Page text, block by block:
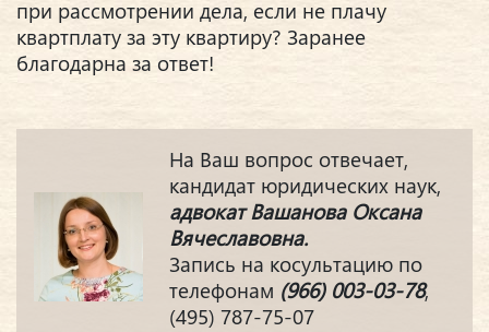
при рассмотрении дела, если не плачу
квартплату за эту квартиру? Заранее
благодарна за ответ!
На Ваш вопрос отвечает,
кандидат юридических наук,
адвокат Вашанова Оксана
Вячеславовна.
Запись на косультацию по
телефонам (966) 003-03-78,
(495) 787-75-07